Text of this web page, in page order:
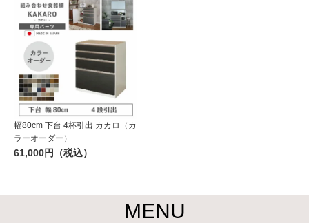
幅80cm 下台 4杯引出 カカロ（カ
ラーオーダー）
61,000円（税込）
MENU